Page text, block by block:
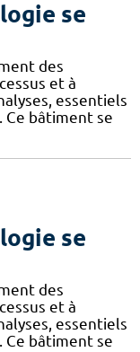
se
des
et à
essentiels
Ce bâtiment se
se
des
et à
essentiels
Ce bâtiment se